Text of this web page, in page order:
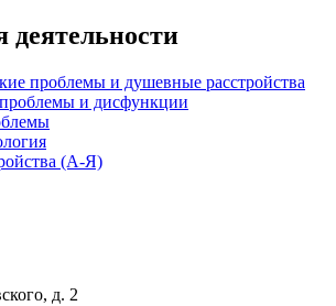
деятельности
проблемы и душевные расстройства
и дисфункции
(А-Я)
д. 2